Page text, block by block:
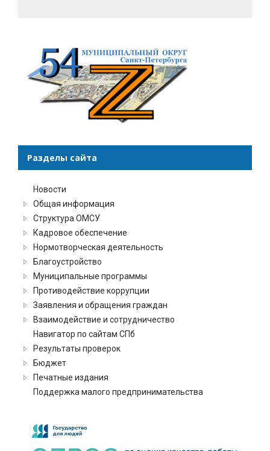
Разделы сайта
Новости
Общая информация
Структура ОМСУ
Кадровое обеспечение
Нормотворческая деятельность
Благоустройство
Муниципальные программы
Противодействие коррупции
Заявления и обращения граждан
Взаимодействие и сотрудничество
Навигатор по сайтам СПб
Результаты проверок
Бюджет
Печатные издания
Поддержка малого предпринимательства